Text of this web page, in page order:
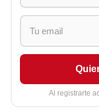
Al registrarte